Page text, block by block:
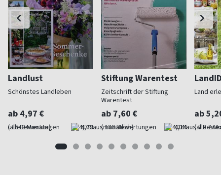
Landlust
Schönstes Landleben
ab 4,97 €
(alle 2 Monate) 4,79
Stiftung Warentest
Zeitschrift der Stiftung
Warentest
ab 7,60 €
(monatlich) 4,14
Land
ab
(alle 2